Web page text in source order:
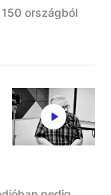
országból